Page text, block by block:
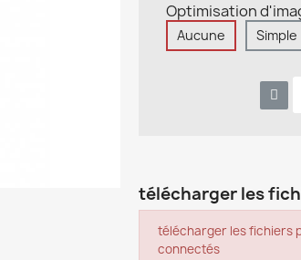
Optimisation
Aucune Simple
télécharger les
télécharger les fichiers
connectés